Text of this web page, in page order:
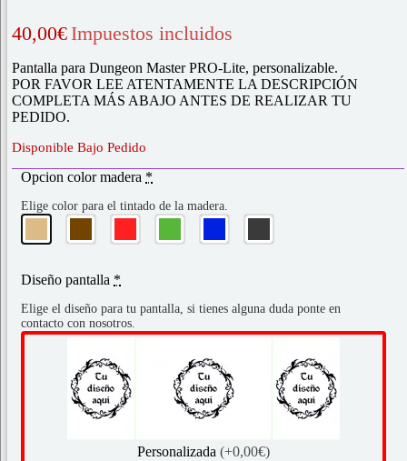
5 en base
de un
cliente
40,00€ Impuestos incluidos
Pantalla para Dungeon Master PRO-Lite, personalizable.
POR FAVOR LEE ATENTAMENTE LA DESCRIPCIÓN
COMPLETA MÁS ABAJO ANTES DE REALIZAR TU
PEDIDO.
Disponible Bajo Pedido
Opcion color madera *
Elige color para el tintado de la madera.
Diseño pantalla *
Elige el diseño para tu pantalla, si tienes alguna duda ponte en
contacto con nosotros.
Personalizada (+0,00€)